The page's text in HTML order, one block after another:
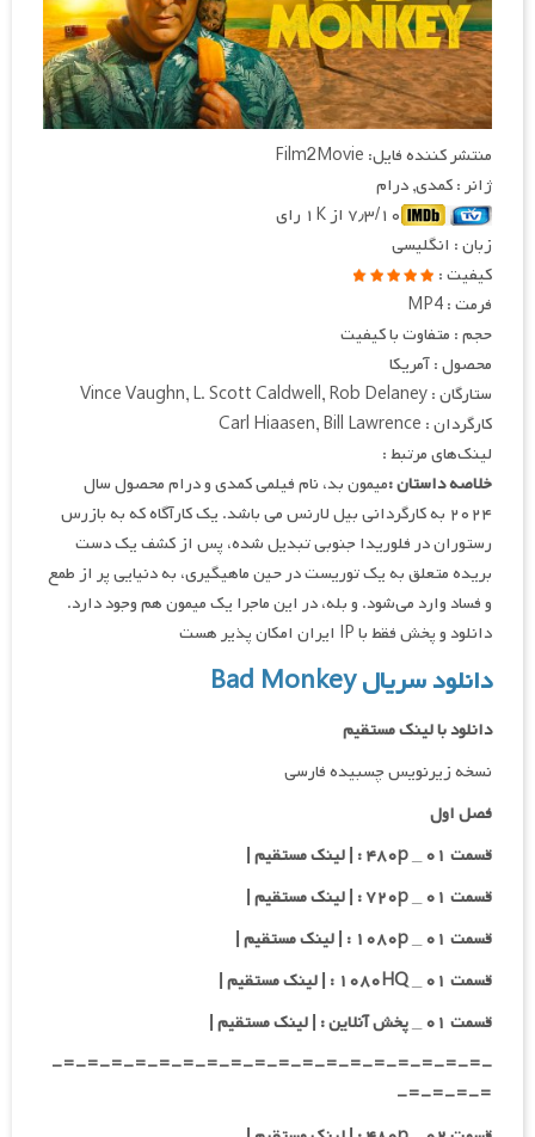
منتشر کننده فایل: Film2Movie
ژانر : کمدی, درام
۷٫۳/۱۰ از ۱K رای
زبان : انگلیسی
کیفیت :
فرمت : MP4
حجم : متفاوت با کیفیت
محصول : آمریکا
ستارگان : Vince Vaughn, L. Scott Caldwell, Rob Delaney
کارگردان : Carl Hiaasen, Bill Lawrence
لینک‌های مرتبط :
خلاصه داستان :میمون بد، نام فیلمی کمدی و درام محصول سال
۲۰۲۴ به کارگردانی بیل لارنس می باشد. یک کارآگاه که به بازرس
رستوران در فلوریدا جنوبی تبدیل شده، پس از کشف یک دست
بریده متعلق به یک توریست در حین ماهیگیری، به دنیایی پر از طمع
و فساد وارد می‌شود. و بله، در این ماجرا یک میمون هم وجود دارد.
دانلود و پخش فقط با IP ایران امکان پذیر هست
دانلود سریال Bad Monkey
دانلود با لینک مستقیم
نسخه زیرنویس چسبیده فارسی
فصل اول
قسمت ۰۱ _ ۴۸۰p : | لینک مستقیم |
قسمت ۰۱ _ ۷۲۰p : | لینک مستقیم |
قسمت ۰۱ _ ۱۰۸۰p : | لینک مستقیم |
قسمت ۰۱ _ ۱۰۸۰HQ : | لینک مستقیم |
قسمت ۰۱ _ پخش آنلاین : | لینک مستقیم |
-=-=-=-=-=-=-=-=-=-=-=-=-=-=-=-=-=-=-
=-=-=-=-